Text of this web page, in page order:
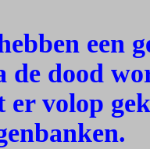
een
de dood
volop